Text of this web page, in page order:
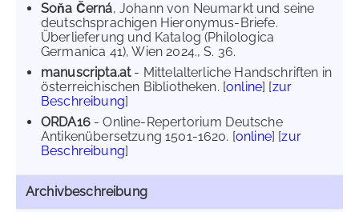
Soňa Černá, Johann von Neumarkt und seine
deutschsprachigen Hieronymus-Briefe.
Überlieferung und Katalog (Philologica
Germanica 41), Wien 2024., S. 36.
manuscripta.at- Mittelalterliche Handschriften in
österreichischen Bibliotheken. [online] [zur
Beschreibung]
ORDA16- Online-Repertorium Deutsche
Antikenübersetzung 1501-1620. [online] [zur
Beschreibung]
Archivbeschreibung